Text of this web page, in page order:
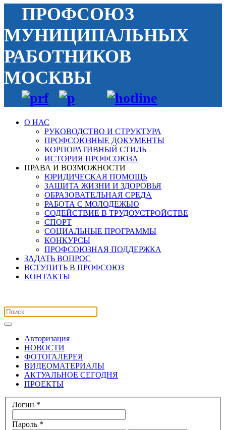
ПРОФСОЮЗ
МУНИЦИПАЛЬНЫХ
РАБОТНИКОВ
МОСКВЫ
О НАС
РУКОВОДСТВО И СТРУКТУРА
ПРОФСОЮЗНЫЕ ДОКУМЕНТЫ
КОРПОРАТИВНЫЙ СТИЛЬ
ИСТОРИЯ ПРОФСОЮЗА
ПРАВА И ВОЗМОЖНОСТИ
ЮРИДИЧЕСКАЯ ПОМОЩЬ
ЗАЩИТА ЖИЗНИ И ЗДОРОВЬЯ
ОБРАЗОВАТЕЛЬНАЯ СРЕДА
РАБОТА С МОЛОДЕЖЬЮ
СОДЕЙСТВИЕ В ТРУДОУСТРОЙСТВЕ
СПОРТ
СОЦИАЛЬНЫЕ ПРОГРАММЫ
КОНКУРСЫ
ПРОФСОЮЗНАЯ ПОДДЕРЖКА
ЗАДАТЬ ВОПРОС
ВСТУПИТЬ В ПРОФСОЮЗ
КОНТАКТЫ
Авторизация
НОВОСТИ
ФОТОГАЛЕРЕЯ
ВИДЕОМАТЕРИАЛЫ
АКТУАЛЬНОЕ СЕГОДНЯ
ПРОЕКТЫ
Логин *
Пароль *